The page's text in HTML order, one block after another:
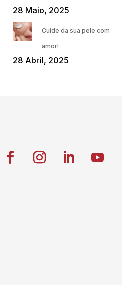
28 Maio, 2025
Cuide da sua pele com
amor!
28 Abril, 2025